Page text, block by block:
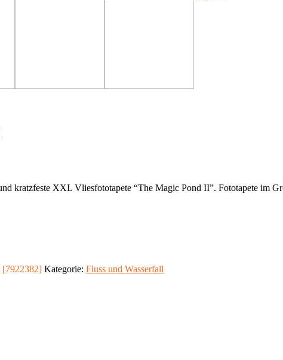
kratzfeste XXL Vliesfototapete “The Magic Pond II”. Fototapete im
[7922382] Kategorie: Fluss und Wasserfall